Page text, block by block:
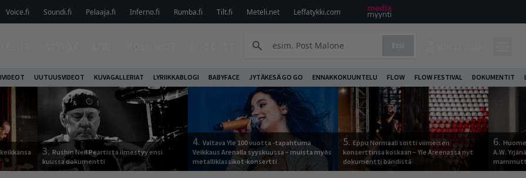
Voice.fi Soundi.fi Pelaaja.fi Inferno.fi Rumba.fi Tilt.fi Meteli.net Leffatykki.com
UUTUUSVIDEOT KUVAGALLERIAT LYRIIKKABLOGI BABYFACE JYTÄKESÄ GO GO ENNAKKOKUUNTELU FLOW FLOW FESTIVAL DOKUMENTIT
3. Rushin Neil Peartista ilmestyy ensi
kuussa dokumentti
4. Valtava Yle 100 vuotta -tapahtuma
Veikkaus Arenalla syyskuussa – muista myös
metalliklassikot-konsertti
5. Eppu Normaali soitti viimeisen
konserttinsa koskaan – Yle Areenassa nyt
dokumentti bändistä
6.
A.W.